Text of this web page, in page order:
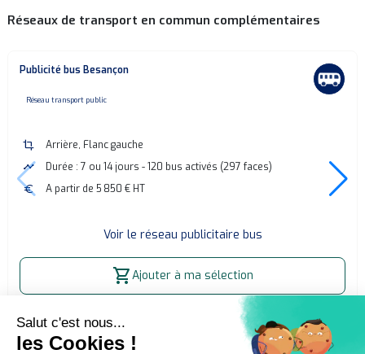
Réseaux de transport en commun complémentaires
Publicité bus Besançon
none
Réseau transport public
crop
Arrière, Flanc gauche
timeline
Durée : 7 ou 14 jours - 120 bus activés (297 faces)
euro
A partir de 5 850 € HT
Voir le réseau publicitaire bus
shopping_cartAjouter à ma sélection
Accueil
Affichage publicitaire extérieur (OOH)
Publicité bus Montbéliard